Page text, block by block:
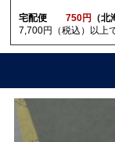
宅配便750円 （
7,700円（税込）以上